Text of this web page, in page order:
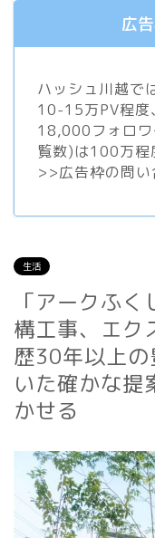
広
ハッシュ川越で
10-15万PV程度、
18,000フォロワ
覧数)は100万程
>>広告枠の問い
生活
「アークふ
構工事、エク
歴30年以上
いた確かな提
かせる